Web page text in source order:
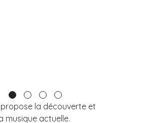
propose la découverte et
musique actuelle.